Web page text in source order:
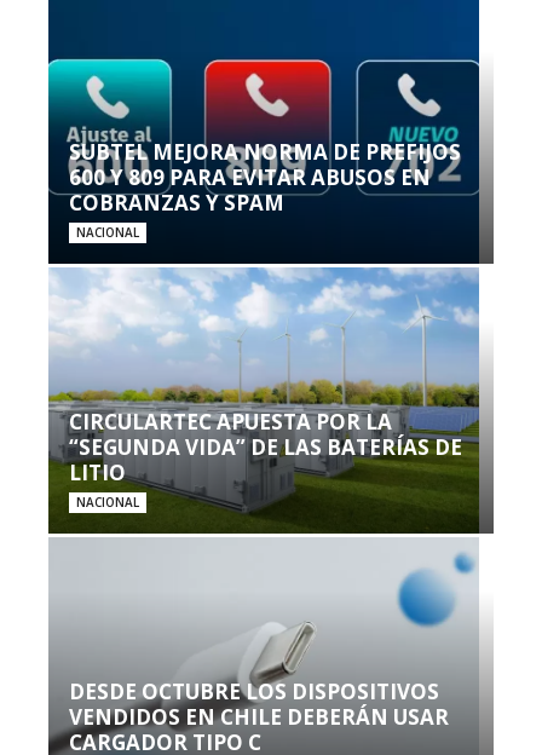
SUBTEL MEJORA NORMA DE PREFIJOS
600 Y 809 PARA EVITAR ABUSOS EN
COBRANZAS Y SPAM
NACIONAL
CIRCULARTEC APUESTA POR LA
“SEGUNDA VIDA” DE LAS BATERÍAS DE
LITIO
NACIONAL
DESDE OCTUBRE LOS DISPOSITIVOS
VENDIDOS EN CHILE DEBERÁN USAR
CARGADOR TIPO C